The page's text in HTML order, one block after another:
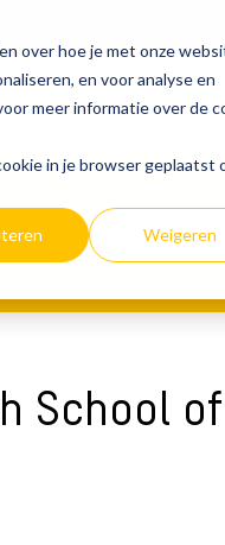
over hoe je met onze
en voor analyse en
meer informatie over de
in je browser geplaatst
Weigeren
School